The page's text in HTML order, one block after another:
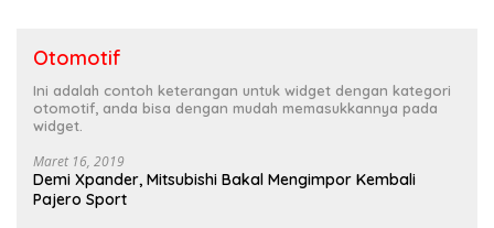
Otomotif
Ini adalah contoh keterangan untuk widget dengan kategori
otomotif, anda bisa dengan mudah memasukkannya pada
widget.
Maret 16, 2019
Demi Xpander, Mitsubishi Bakal Mengimpor Kembali
Pajero Sport